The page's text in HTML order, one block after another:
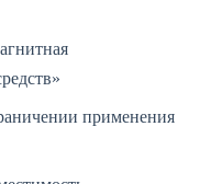
применения